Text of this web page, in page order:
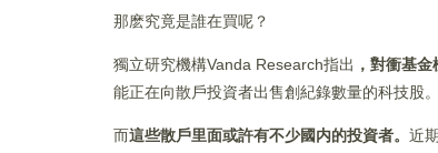
那麽究竟是誰在買呢？
獨立研究機構Vanda Research指出 ，對衝基
能正在向散戶投資者出售創紀錄數量的科技股。
而這些散戶里面或許有不少國内的投資者。 近